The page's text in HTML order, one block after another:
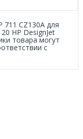
711 CZ130A для
HP DesignJet
товара могут
с